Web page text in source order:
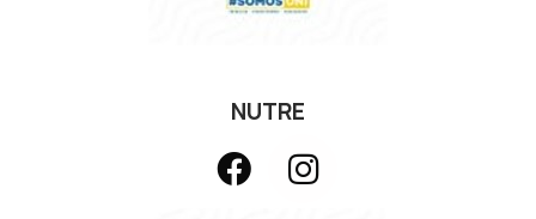
NUTRE